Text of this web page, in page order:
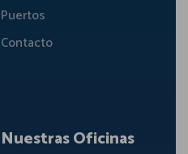
Puertos
Contacto
Nuestras Oficinas